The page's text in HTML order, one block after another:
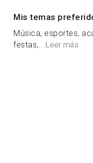
Mis temas
Música, esportes,
festas,...Leer más